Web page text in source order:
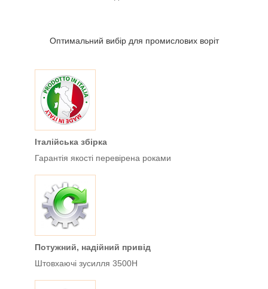
Оптимальний вибір для промислових воріт
Італійська збірка
Гарантія якості перевірена роками
Потужний, надійний привід
Штовхаючі зусилля 3500H